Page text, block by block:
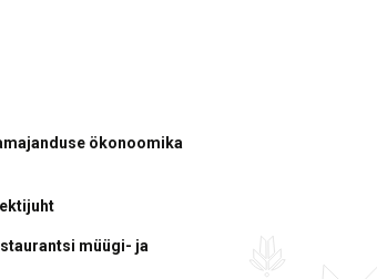
ökonoomika
müügi- ja